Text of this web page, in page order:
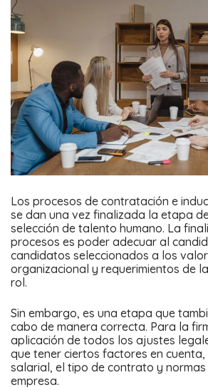
Los procesos de contratación e
se dan una vez finalizada la etapa
selección de talento humano. La
procesos es poder adecuar al
candidatos seleccionados a los
organizacional y requerimientos de
rol.
Sin embargo, es una etapa que
cabo de manera correcta. Para la
aplicación de todos los ajustes
que tener ciertos factores en
salarial, el tipo de contrato y
empresa.